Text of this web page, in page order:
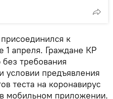
к
апреля. Граждане КР
требования
условии предъявления
теста на коронавирус
мобильном приложении.